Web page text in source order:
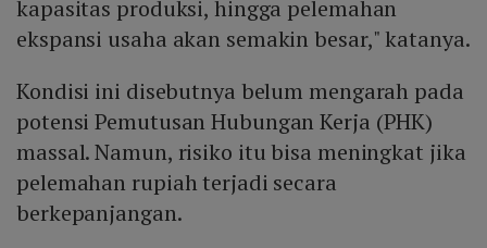
kapasitas produksi, hingga pelemahan
ekspansi usaha akan semakin besar," katanya.
Kondisi ini disebutnya belum mengarah pada
potensi Pemutusan Hubungan Kerja (PHK)
massal. Namun, risiko itu bisa meningkat jika
pelemahan rupiah terjadi secara
berkepanjangan.